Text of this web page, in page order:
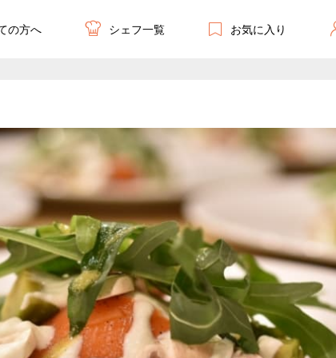
の方へ シェフ一覧 お気に入り